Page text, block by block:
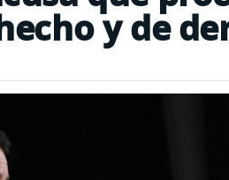
y de